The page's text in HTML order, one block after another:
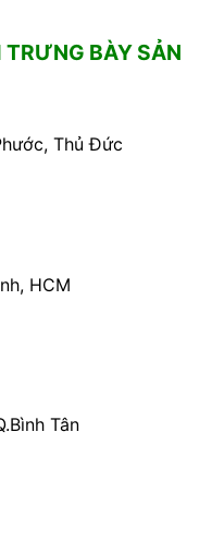
TRƯNG BÀY SẢN
Thủ Đức
HCM
Tân